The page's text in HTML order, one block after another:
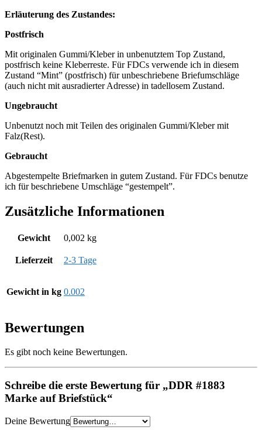
Erläuterung des Zustandes:
Postfrisch
Mit originalen Gummi/Kleber in unbenutztem Top Zustand,
postfrisch keine Kleberreste. Für FDCs verwende ich in diesem
Zustand “Mint” (postfrisch) für unbeschriebene Briefumschläge
(auch nicht mit ausradierter Adresse) in tadellosem Zustand.
Ungebraucht
Unbenutzt noch mit Teilen des originalen Gummi/Kleber mit
Falz(Rest).
Gebraucht
Abgestempelte Briefmarken in gutem Zustand. Für FDCs benutze
ich für beschriebene Umschläge “gestempelt”.
Zusätzliche Informationen
Gewicht 0,002 kg
Lieferzeit 2-3 Tage
Gewicht in kg 0.002
Bewertungen
Es gibt noch keine Bewertungen.
Schreibe die erste Bewertung für „DDR #1883
Marke auf Briefstück“
Deine Bewertung